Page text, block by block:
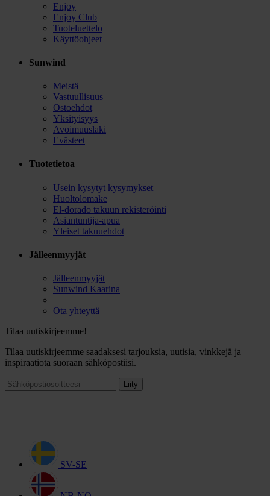
Enjoy
Enjoy Club
Tuoteluettelo
Käyttöohjeet
Sunwind
Meistä
Vastuullisuus
Ostoehdot
Yksityisyys
Avoimuuslaki
Evästeet
Tuotetietoa
Usein kysytyt kysymykset
Huoltolomake
El-dorado takuun rekisteröinti
Asiantuntija-apua
Yleiset takuuehdot
Jälleenmyyjät
Jälleenmyyjät
Sunwind Kaarina
Ota yhteyttä
Tilaa uutiskirjeemme!
Tilaa uutiskirjeemme saadaksesi tarjouksia, uutisia, vinkkejä ja
inspiraatiota suoraan sähköpostiisi.
Liity
SV-SE